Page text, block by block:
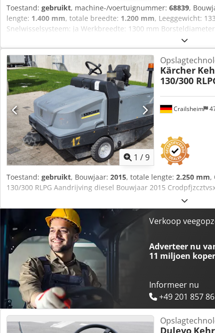
Toestand: gebruikt, machine-/voertuignummer: 68839,
lengte: 1.400 mm, totale breedte: 1.200 mm, Leeggewicht:
Snelwisselsysteem: ja Werkbreedte: 1300 mm
zijborstel Crodpfxjzrwxlo Ap Ejf Zwenkhoek max. 26° (links en
1200 × 750 mm Uitgerust met een pendelophanging en een
aan een koppeldriehoek (A-frame), een voorste hefinrichting
van voorop gemonteerde maaiers. Staat: ongebruikt
1 /9
Crailsheim
Kärcher
130/300
Toestand: gebruikt, Bouwjaar: 2015, totale lengte: 2.250 mm,
130/300 RLPG Aandrijving diesel Bouwjaar 2015
Verkoop
Adverteer nu
11 miljoen
Informeer nu
+49 201 857
Dulevo